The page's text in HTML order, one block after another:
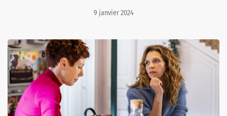
9 janvier 2024